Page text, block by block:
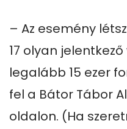
– Az esemény
17 olyan
legalább 15 ezer
fel a Bátor Tábor
oldalon. (Ha